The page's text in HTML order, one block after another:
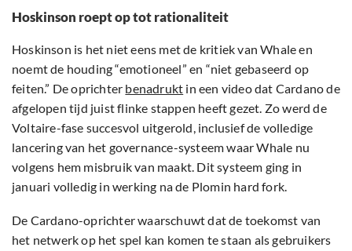
Hoskinson roept op tot rationaliteit
Hoskinson is het niet eens met de kritiek van Whale en
noemt de houding “emotioneel” en “niet gebaseerd op
feiten.” De oprichter benadrukt in een video dat Cardano de
afgelopen tijd juist flinke stappen heeft gezet. Zo werd de
Voltaire-fase succesvol uitgerold, inclusief de volledige
lancering van het governance-systeem waar Whale nu
volgens hem misbruik van maakt. Dit systeem ging in
januari volledig in werking na de Plomin hard fork.
De Cardano-oprichter waarschuwt dat de toekomst van
het netwerk op het spel kan komen te staan als gebruikers